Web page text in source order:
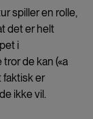
spiller en rolle,
det er helt
i
de kan («a
faktisk er
ikke vil.